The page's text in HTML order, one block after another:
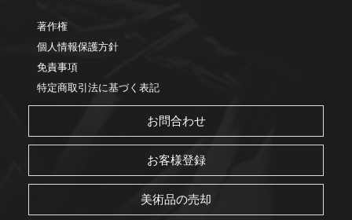
著作権
個人情報保護方針
免責事項
特定商取引法に基づく表記
お問合わせ
お客様登録
美術品の売却